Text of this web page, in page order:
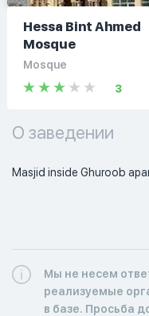
Hessa Bint Ahmed
Mosque
Mosque
3
О заведении
Masjid inside Ghuroob
Мы не несем
реализуемые
в базе. Просьба